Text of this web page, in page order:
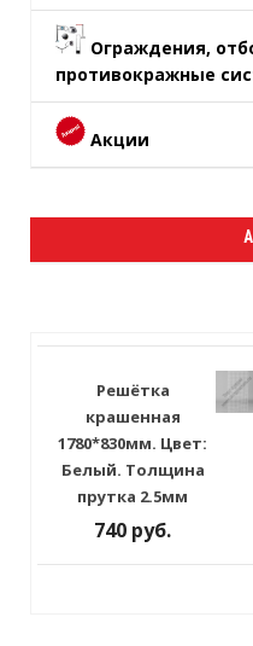
Ограждения,
противокражные
Акции
Решётка
крашенная
1780*830мм. Цвет:
Белый. Толщина
прутка 2.5мм
740 руб.